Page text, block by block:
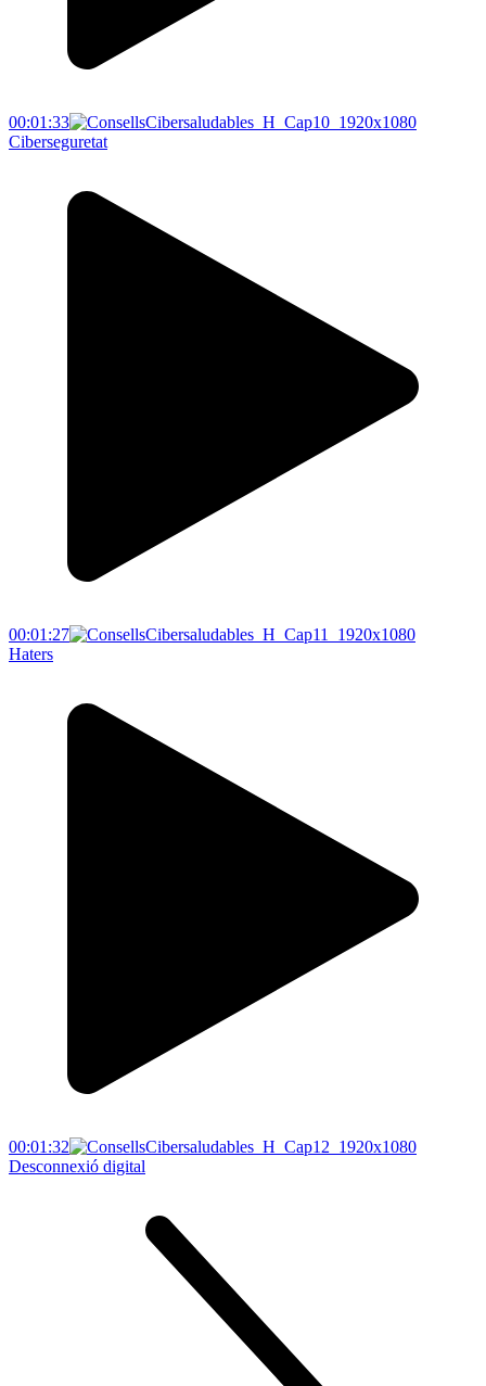
00:01:33
Ciberseguretat
00:01:27
Haters
00:01:32
Desconnexió digital